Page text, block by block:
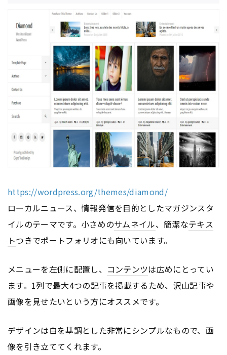
https://wordpress.org/themes/diamond/
ローカルニュース、情報発信を目的としたマガジンスタ
イルのテーマです。小さめのサムネイル、簡潔なテキス
トつきでポートフォリオにも向いています。
メニューを左側に配置し、 コンテンツは広めにとってい
ます。1列で最大4つの記事を掲載するため、沢山記事や
画像を見せたいという方にオススメです。
デザインは白を基調とした非常にシンプルなもので、画
像を引き立ててくれます。